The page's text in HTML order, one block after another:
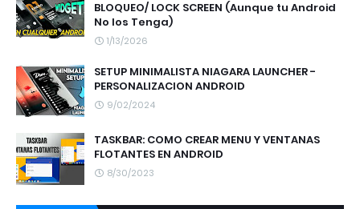
BLOQUEO/ LOCK SCREEN (Aunque tu Android
No los Tenga)
1/13/2026
SETUP MINIMALISTA NIAGARA LAUNCHER -
PERSONALIZACION ANDROID
9/02/2024
TASKBAR: COMO CREAR MENU Y VENTANAS
FLOTANTES EN ANDROID
8/30/2023